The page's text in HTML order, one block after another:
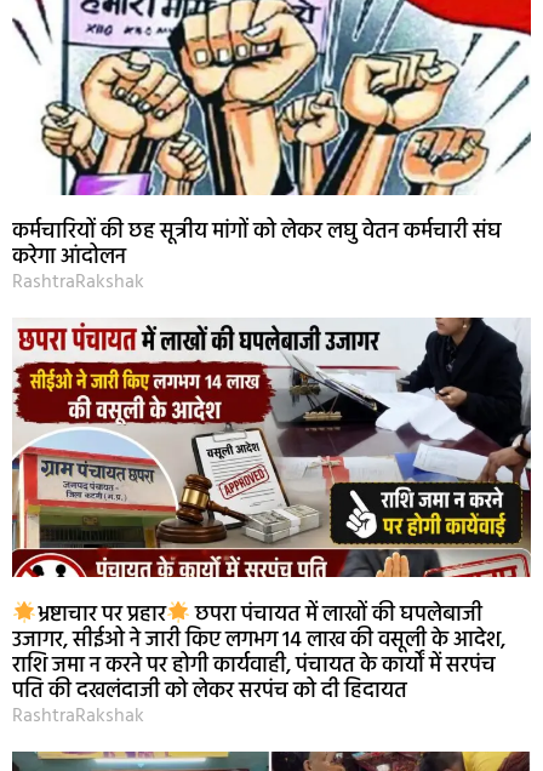
कर्मचारियों की छह सूत्रीय मांगों को लेकर लघु वेतन कर्मचारी संघ
करेगा आंदोलन
RashtraRakshak
भ्रष्टाचार पर प्रहार छपरा पंचायत में लाखों की घपलेबाजी
उजागर, सीईओ ने जारी किए लगभग 14 लाख की वसूली के आदेश,
राशि जमा न करने पर होगी कार्यवाही, पंचायत के कार्यों में सरपंच
पति की दखलंदाजी को लेकर सरपंच को दी हिदायत
RashtraRakshak